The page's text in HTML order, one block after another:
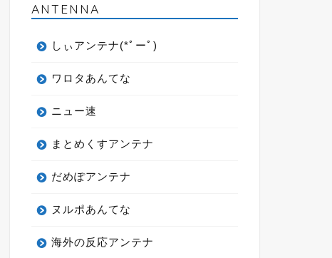
ANTENNA
しぃアンテナ(*ﾟーﾟ)
ワロタあんてな
ニュー速
まとめくすアンテナ
だめぽアンテナ
ヌルポあんてな
海外の反応アンテナ